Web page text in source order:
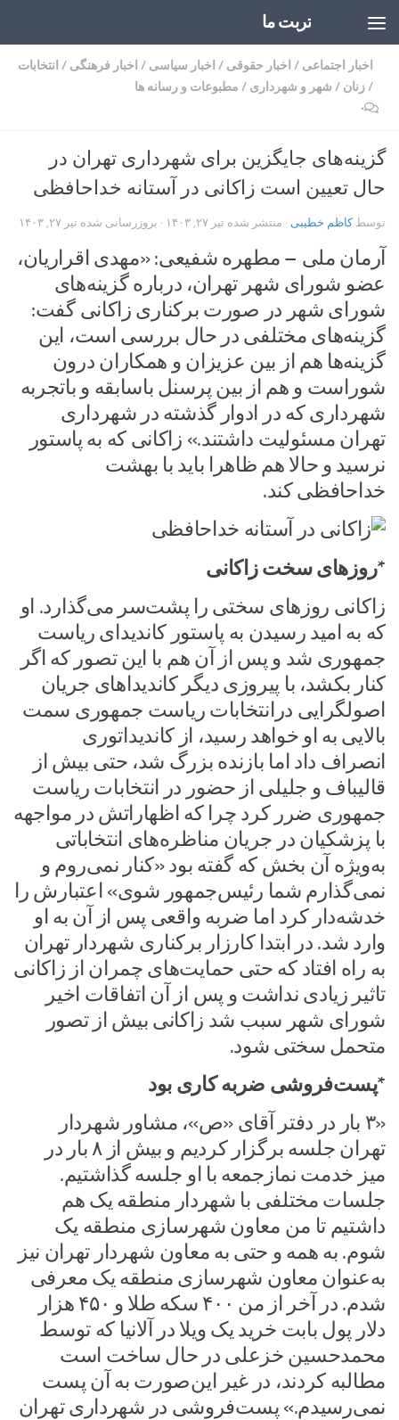
تربت ما
اخبار اجتماعی / اخبار حقوقی / اخبار سیاسی / اخبار فرهنگی / انتخابات
/زنان / شهر و شهرداری / مطبوعات و رسانه ها
۰
گزینه‌های جایگزین برای شهرداری تهران در
حال تعیین است زاکانی در آستانه خداحافظی
توسطکاظم خطیبی · منتشر شده تیر ۲۷, ۱۴۰۳ · بروزرسانی شده تیر ۲۷, ۱۴۰۳
آرمان ملی – مطهره شفیعی: «مهدی اقراریان،
عضو شورای شهر تهران، درباره گزینه‌های
شورای شهر در صورت برکناری زاکانی گفت:
گزینه‌های مختلفی در حال بررسی است، این
گزینه‌ها هم از بین عزیزان و همکاران درون
شوراست و هم از بین پرسنل باسابقه و باتجربه
شهرداری که در ادوار گذشته در شهرداری
تهران مسئولیت داشتند.» زاکانی که به پاستور
نرسید و حالا هم ظاهرا باید با بهشت
خداحافظی کند.
*روزهای سخت زاکانی
زاکانی روزهای سختی را پشت‌سر می‌گذارد. او
که به امید رسیدن به پاستور کاندیدای ریاست
جمهوری شد و پس از آن هم با این تصور که اگر
کنار بکشد، با پیروزی دیگر کاندیداهای جریان
اصولگرایی درانتخابات ریاست جمهوری سمت
بالایی به او خواهد رسید، از کاندیداتوری
انصراف داد اما بازنده بزرگ شد، حتی بیش از
قالیباف و جلیلی از حضور در انتخابات ریاست
جمهوری ضرر کرد چرا که اظهاراتش در مواجهه
با پزشکیان در جریان مناظره‌های انتخاباتی
به‌ویژه آن بخش که گفته بود «کنار نمی‌روم و
نمی‌گذارم شما رئیس‌جمهور شوی» اعتبارش را
خدشه‌دار کرد اما ضربه واقعی پس از آن به او
وارد شد. در ابتدا کارزار برکناری شهردار تهران
به راه افتاد که حتی حمایت‌های چمران از زاکانی
تاثیر زیادی نداشت و پس از آن اتفاقات اخیر
شورای شهر سبب شد زاکانی بیش از تصور
متحمل سختی شود.
*پست‌فروشی ضربه کاری بود
«۳ بار در دفتر آقای «ص»، مشاور شهردار
تهران جلسه برگزار کردیم و بیش از ۸ بار در
میز خدمت نمازجمعه با او جلسه گذاشتیم.
جلسات مختلفی با شهردار منطقه یک هم
داشتیم تا من معاون شهرسازی منطقه یک
شوم. به همه و حتی به معاون شهردار تهران نیز
به‌عنوان معاون شهرسازی منطقه یک معرفی
شدم. در آخر از من ۴۰۰ سکه طلا و ۴۵۰ هزار
دلار پول بابت خرید یک ویلا در آلانیا که توسط
محمدحسین خزعلی در حال ساخت است
مطالبه کردند، در غیر این‌صورت به آن پست
نمی‌رسیدم.» پست‌فروشی در شهرداری تهران